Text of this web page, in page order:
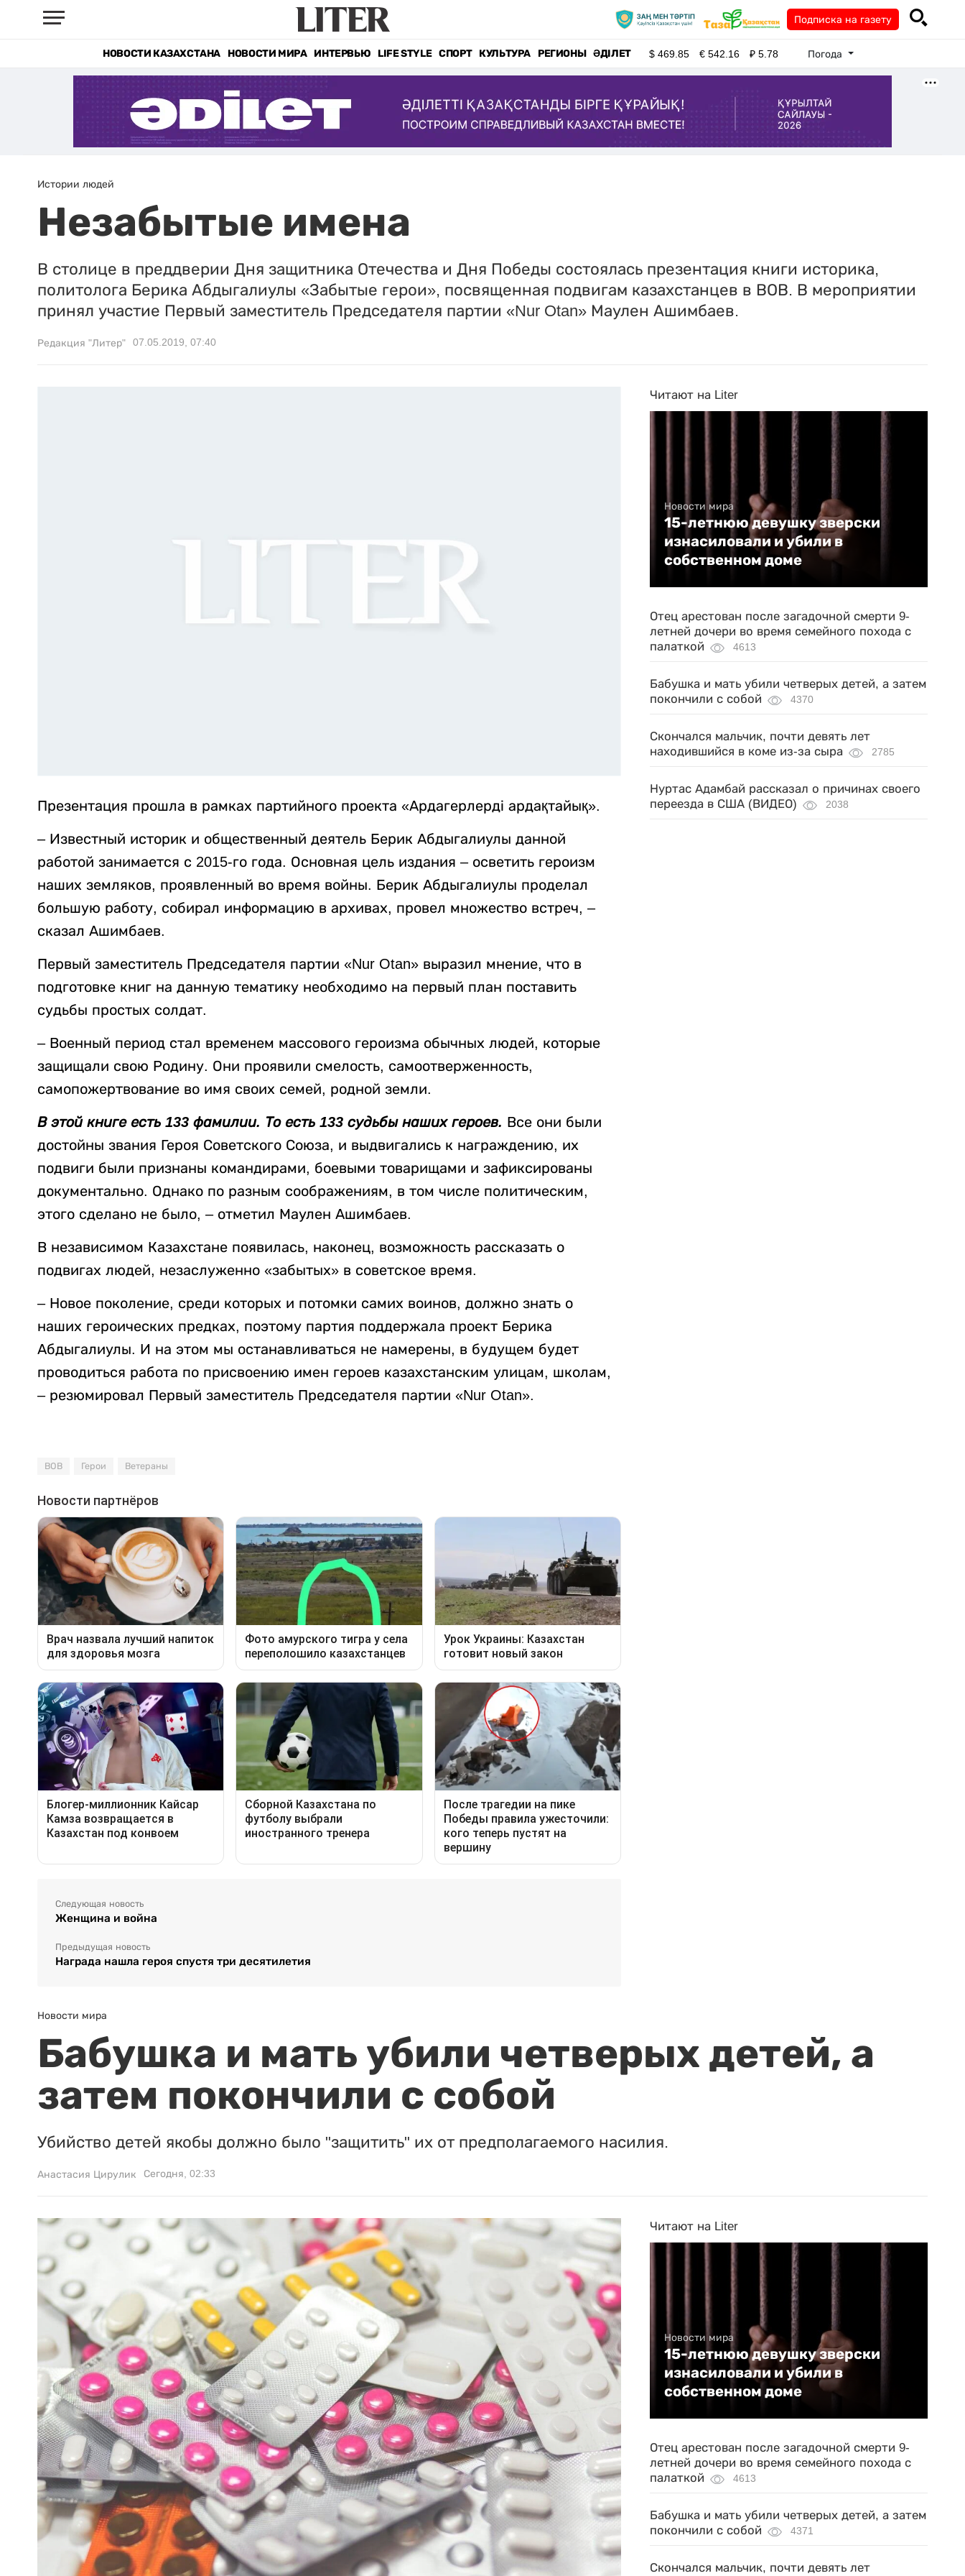
Подписка на газету
НОВОСТИ КАЗАХСТАНА НОВОСТИ МИРА ИНТЕРВЬЮ LIFE STYLE СПОРТ КУЛЬТУРА РЕГИОНЫ ӘДІЛЕТ $469.85 €542.16 ₽5.78 Погода
Истории людей
Незабытые имена
В столице в преддверии Дня защитника Отечества и Дня Победы состоялась презентация книги историка,
политолога Берика Абдыгалиулы «Забытые герои», посвященная подвигам казахстанцев в ВОВ. В мероприятии
принял участие Первый заместитель Председателя партии «Nur Otan» Маулен Ашимбаев.
Редакция "Литер" 07.05.2019, 07:40
Презентация прошла в рамках партийного проекта «Ардагерлерді ардақтайық».
– Известный историк и общественный деятель Берик Абдыгалиулы данной
работой занимается с 2015-го года. Основная цель издания – осветить героизм
наших земляков, проявленный во время войны. Берик Абдыгалиулы проделал
большую работу, собирал информацию в архивах, провел множество встреч, –
сказал Ашимбаев.
Первый заместитель Председателя партии «Nur Otan» выразил мнение, что в
подготовке книг на данную тематику необходимо на первый план поставить
судьбы простых солдат.
– Военный период стал временем массового героизма обычных людей, которые
защищали свою Родину. Они проявили смелость, самоотверженность,
самопожертвование во имя своих семей, родной земли.
В этой книге есть 133 фамилии. То есть 133 судьбы наших героев. Все они были
достойны звания Героя Советского Союза, и выдвигались к награждению, их
подвиги были признаны командирами, боевыми товарищами и зафиксированы
документально. Однако по разным соображениям, в том числе политическим,
этого сделано не было, – отметил Маулен Ашимбаев.
В независимом Казахстане появилась, наконец, возможность рассказать о
подвигах людей, незаслуженно «забытых» в советское время.
– Новое поколение, среди которых и потомки самих воинов, должно знать о
наших героических предках, поэтому партия поддержала проект Берика
Абдыгалиулы. И на этом мы останавливаться не намерены, в будущем будет
проводиться работа по присвоению имен героев казахстанским улицам, школам,
– резюмировал Первый заместитель Председателя партии «Nur Otan».
ВОВ Герои Ветераны
Следующая новость
Женщина и война
Предыдущая новость
Награда нашла героя спустя три десятилетия
Читают на Liter
Новости мира
15-летнюю девушку зверски
изнасиловали и убили в
собственном доме
Отец арестован после загадочной смерти 9-
летней дочери во время семейного похода с
палаткой
4613
Бабушка и мать убили четверых детей, а затем
покончили с собой
4370
Скончался мальчик, почти девять лет
находившийся в коме из-за сыра
2785
Нуртас Адамбай рассказал о причинах своего
переезда в США (ВИДЕО)
2038
Новости мира
Бабушка и мать убили четверых детей, а
затем покончили с собой
Убийство детей якобы должно было "защитить" их от предполагаемого насилия.
Анастасия Цирулик Сегодня, 02:33
Читают на Liter
Новости мира
15-летнюю девушку зверски
изнасиловали и убили в
собственном доме
Отец арестован после загадочной смерти 9-
летней дочери во время семейного похода с
палаткой
4613
Бабушка и мать убили четверых детей, а затем
покончили с собой
4371
Скончался мальчик, почти девять лет